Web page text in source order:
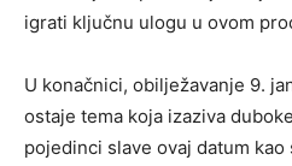
igrati ključnu ulogu u ovom
U konačnici, obilježavanje 9.
ostaje tema koja izaziva
pojedinci slave ovaj datum